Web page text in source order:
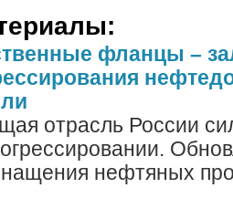
фланцы –
отрасль России
нефтяных